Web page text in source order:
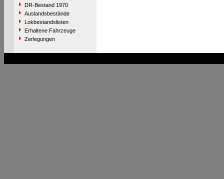
DR-Bestand 1970
Auslandsbestände
Lokbestandslisten
Erhaltene Fahrzeuge
Zerlegungen